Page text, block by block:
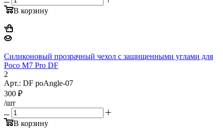
В корзину
Силиконовый прозрачный чехол с защищенными углами для
Poco M7 Pro DF
2
Арт.: DF poAngle-07
300 ₽
/шт
В корзину